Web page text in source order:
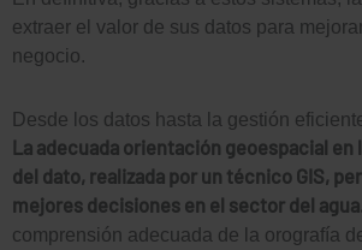
extraer el valor de sus datos para
negocio.
Desde los datos hasta la gestión
La adecuada orientación geoespacial
del dato, realizada por un técnico GIS,
mejores decisiones en el sector del agua.
comprensión adecuada de la orografía